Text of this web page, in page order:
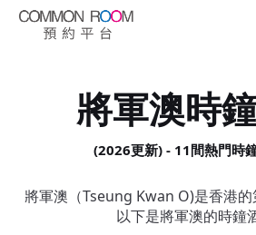
將軍澳時
(2026更新) - 11間熱門時
將軍澳（Tseung Kwan O)是香港的
以下是將軍澳的時鐘